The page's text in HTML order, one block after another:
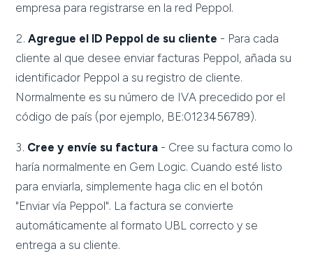
empresa para registrarse en la red Peppol.
Agregue el ID Peppol de su cliente - Para cada
cliente al que desee enviar facturas Peppol, añada su
identificador Peppol a su registro de cliente.
Normalmente es su número de IVA precedido por el
código de país (por ejemplo, BE:0123456789).
Cree y envíe su factura - Cree su factura como lo
haría normalmente en Gem Logic. Cuando esté listo
para enviarla, simplemente haga clic en el botón
"Enviar vía Peppol". La factura se convierte
automáticamente al formato UBL correcto y se
entrega a su cliente.